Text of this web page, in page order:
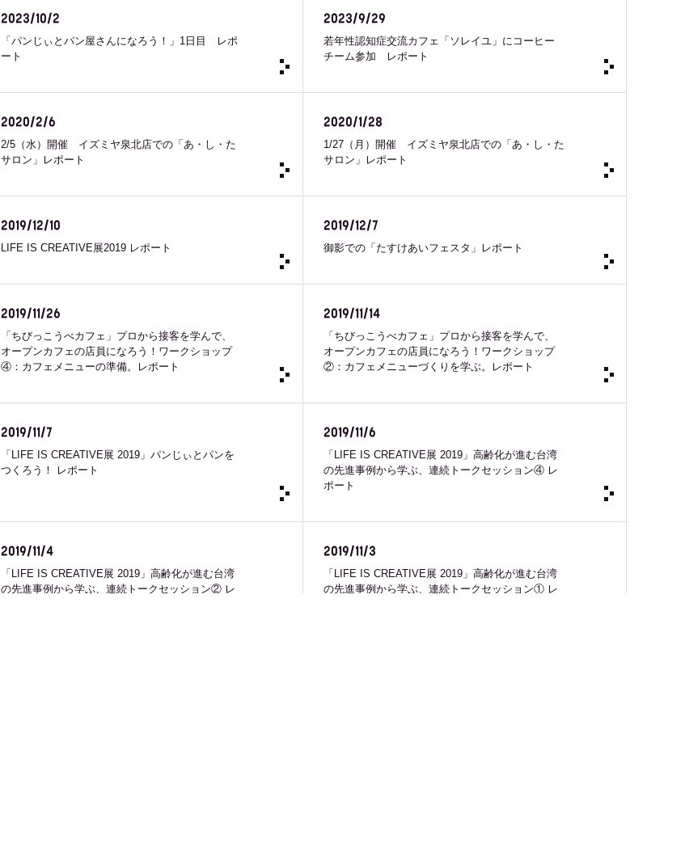
2023/10/2
「パンじぃとパン屋さんになろう！」1日目 レポ
ート
2023/9/29
若年性認知症交流カフェ「ソレイユ」にコーヒー
チーム参加 レポート
2020/2/6
2/5（水）開催 イズミヤ泉北店での「あ・し・た
サロン」レポート
2020/1/28
1/27（月）開催 イズミヤ泉北店での「あ・し・た
サロン」レポート
2019/12/10
LIFE IS CREATIVE展2019 レポート
2019/12/7
御影での「たすけあいフェスタ」レポート
2019/11/26
「ちびっこうべカフェ」プロから接客を学んで、
オープンカフェの店員になろう！ワークショップ
④：カフェメニューの準備。レポート
2019/11/14
「ちびっこうべカフェ」プロから接客を学んで、
オープンカフェの店員になろう！ワークショップ
②：カフェメニューづくりを学ぶ。レポート
2019/11/7
「LIFE IS CREATIVE展 2019」パンじぃとパンを
つくろう！ レポート
2019/11/6
「LIFE IS CREATIVE展 2019」高齢化が進む台湾
の先進事例から学ぶ、連続トークセッション④ レ
ポート
2019/11/4
「LIFE IS CREATIVE展 2019」高齢化が進む台湾
の先進事例から学ぶ、連続トークセッション② レ
2019/11/3
「LIFE IS CREATIVE展 2019」高齢化が進む台湾
の先進事例から学ぶ、連続トークセッション① レ